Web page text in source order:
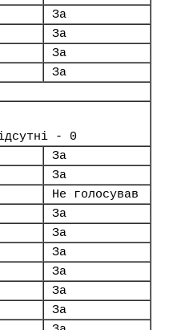
За
За
За
За
- 0
За
За
Не голосував
За
За
За
За
За
За